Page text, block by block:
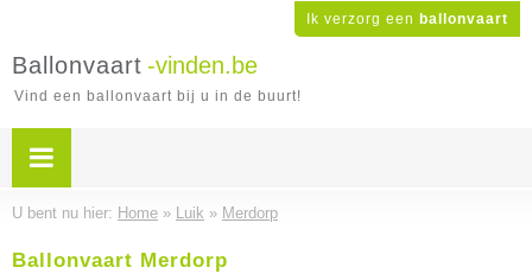
Ik verzorg een ballonvaart
Ballonvaart -vinden.be
Vind een ballonvaart bij u in de buurt!
U bent nu hier: Home » Luik » Merdorp
Ballonvaart Merdorp